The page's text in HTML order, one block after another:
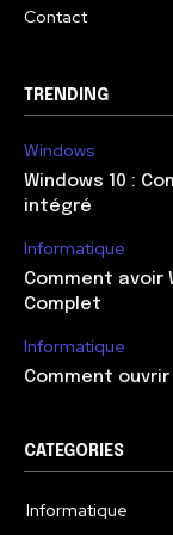
Contact
TRENDING
Windows
Windows 10 :
intégré
Informatique
Comment avoir
Complet
Informatique
Comment ouvrir
CATEGORIES
Informatique